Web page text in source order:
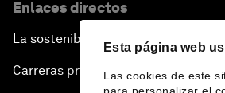
Esta página web
Las cookies de este
Enlaces directos
La sostenibilidad en el Foro
Carreras profesionales